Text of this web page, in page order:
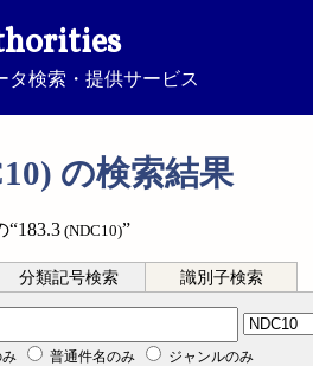
タ検索・提供サービス
の検索結果
(NDC10)”
分類記号検索 識別子検索
普通件名のみ ジャンルのみ